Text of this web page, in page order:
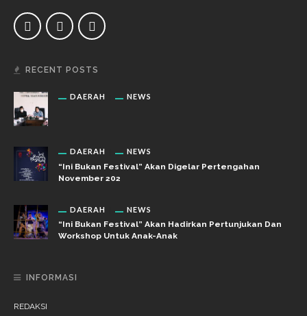
RECENT POSTS
DAERAH NEWS
DAERAH NEWS
“Ini Bukan Festival” Akan Digelar Pertengahan
November 202
DAERAH NEWS
“Ini Bukan Festival” Akan Hadirkan Pertunjukan Dan
Workshop Untuk Anak-Anak
INFORMASI
REDAKSI